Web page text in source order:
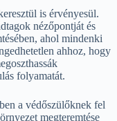
is érvényesül.
nézőpontját és
ahol mindenki
ahhoz, hogy
folyamatát.
a védőszülőknek fel
megteremtése